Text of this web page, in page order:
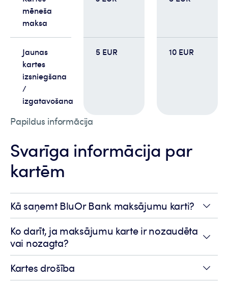
mēneša
maksa
Jaunas
kartes
izsniegšana
/
izgatavošana
5 EUR 10 EUR
Papildus informācija
Svarīga informācija par
kartēm
Kā saņemt BluOr Bank maksājumu karti?
Ko darīt, ja maksājumu karte ir nozaudēta
vai nozagta?
Kartes drošība